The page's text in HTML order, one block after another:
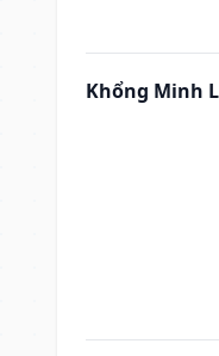
Khổng Minh